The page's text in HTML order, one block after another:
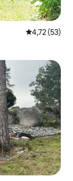
Gemiddelde
4,72 (53)